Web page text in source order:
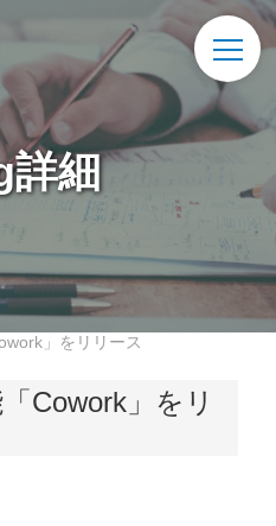
」をリリース
細
Cowork」をリ